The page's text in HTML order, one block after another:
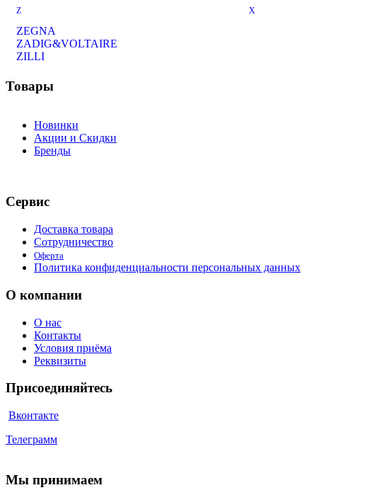
Z
ZEGNA
ZADIG&VOLTAIRE
ZILLI
X
Товары
Новинки
Акции и Скидки
Бренды
Сервис
Доставка товара
Сотрудничество
Оферта
Политика конфиденциальности персональных данных
О компании
О нас
Контакты
Условия приёма
Реквизиты
Присоединяйтесь
Вконтакте
Телеграмм
Мы принимаем